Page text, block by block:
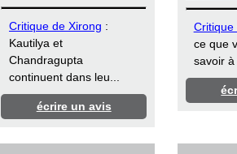
Critique de Xirong :
Kautilya et
Chandragupta
continuent dans leu...
écrire un avis
Critique
ce que
savoir à